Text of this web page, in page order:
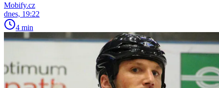
Mobify.cz
dnes, 19:22
4 min